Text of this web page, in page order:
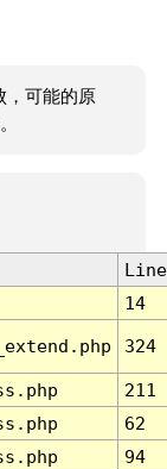
，可能的原
Line
14
324
211
62
94